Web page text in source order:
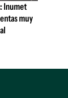
Inumet
muy